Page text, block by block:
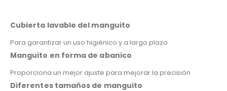
Cubierta lavable del manguito
Para garantizar un uso higiénico y a largo plazo
Manguito en forma de abanico
Proporciona un mejor ajuste para mejorar la precisión
Diferentes tamaños de manguito